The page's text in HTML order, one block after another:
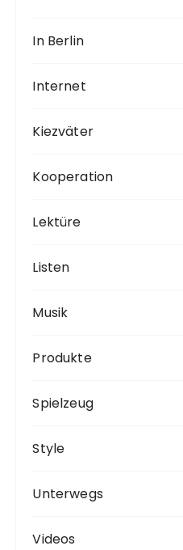
In Berlin
Internet
Kiezväter
Kooperation
Lektüre
Listen
Musik
Produkte
Spielzeug
Style
Unterwegs
Videos